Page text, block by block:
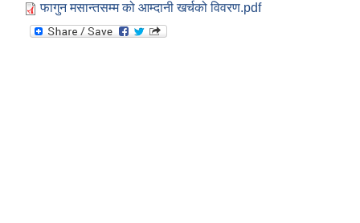
फागुन मसान्तसम्म को आम्दानी खर्चको विवरण.pdf